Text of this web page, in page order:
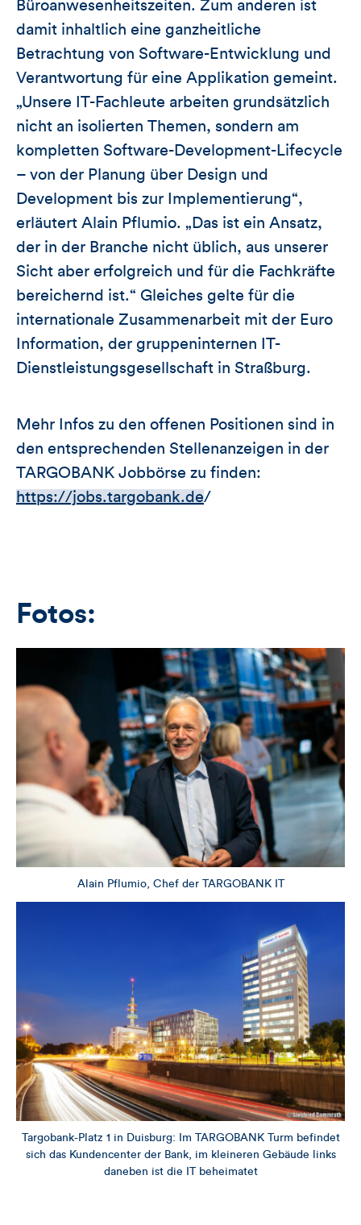
Büroanwesenheitszeiten. Zum anderen ist
damit inhaltlich eine ganzheitliche
Betrachtung von Software-Entwicklung und
Verantwortung für eine Applikation gemeint.
„Unsere IT-Fachleute arbeiten grundsätzlich
nicht an isolierten Themen, sondern am
kompletten Software-Development-Lifecycle
– von der Planung über Design und
Development bis zur Implementierung“,
erläutert Alain Pflumio. „Das ist ein Ansatz,
der in der Branche nicht üblich, aus unserer
Sicht aber erfolgreich und für die Fachkräfte
bereichernd ist.“ Gleiches gelte für die
internationale Zusammenarbeit mit der Euro
Information, der gruppeninternen IT-
Dienstleistungsgesellschaft in Straßburg.
Mehr Infos zu den offenen Positionen sind in
den entsprechenden Stellenanzeigen in der
TARGOBANK Jobbörse zu finden:
https://jobs.targobank.de/
Fotos:
Alain Pflumio, Chef der TARGOBANK IT
Targobank-Platz 1 in Duisburg: Im TARGOBANK Turm befindet
sich das Kundencenter der Bank, im kleineren Gebäude links
daneben ist die IT beheimatet